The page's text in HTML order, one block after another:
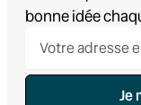
bonne idée
Je